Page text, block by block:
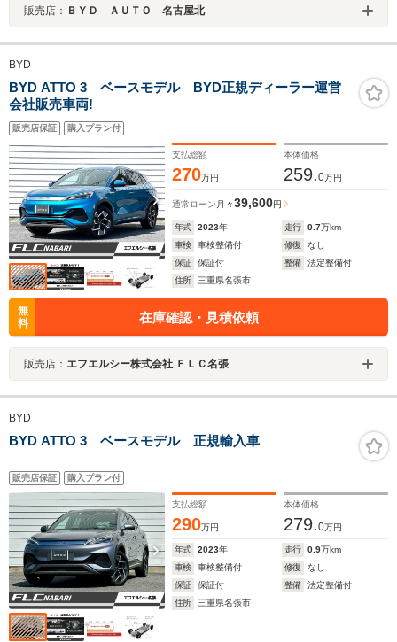
販売店： ＢＹＤ ＡＵＴＯ 名古屋北
BYD
BYD ATTO 3 ベースモデル BYD正規ディーラー運営
会社販売車両!
販売店保証 購入プラン付
支払総額
270万円
本体価格
259.0万円
通常ローン 月々39,600円
年式 2023年 走行 0.7万km
車検
車検整備付 修復
なし
保証
保証付 整備
法定整備付
住所
三重県名張市
無
料
在庫確認・見積依頼
販売店： エフエルシー株式会社 ＦＬＣ名張
BYD
BYD ATTO 3 ベースモデル 正規輸入車
販売店保証 購入プラン付
支払総額
290万円
本体価格
279.0万円
年式 2023年 走行 0.9万km
車検
車検整備付 修復
なし
保証
保証付 整備
法定整備付
住所
三重県名張市